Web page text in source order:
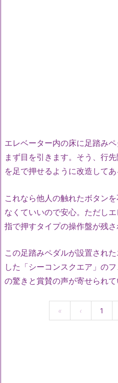
エレベーター内の床に足踏み
まず目を引きます。そう、行
を足で押せるように改造してあ
これなら他人の触れたボタン
なくていいので安心。ただし
指で押すタイプの操作盤が残さ
この足踏みペダルが設置され
した「シーコンスクエア」の
の驚きと賞賛の声が寄せられて
« ‹ 1